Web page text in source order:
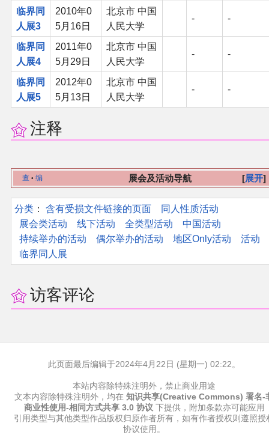
临界同
人展3
2010年0
5月16日
北京市 中国
人民大学
- -
临界同
人展4
2011年0
5月29日
北京市 中国
人民大学
- -
临界同
人展5
2012年0
5月13日
北京市 中国
人民大学
- -
注释
展开
查 • 编 展会及活动导航
分类 ：​ 含有受损文件链接的页面
同人性质活动
展会类活动
线下活动 全类型活动
中国活动
持续举办的活动
偶尔举办的活动 地区Only活动
活动
临界同人展
访客评论
商业二次创作
同人二次创作
同人社团列表
同人志分类
同人软件列表
同人角色列表
同人视频列表
其他形式同人
THB策划
THB媒体
此页面最后编辑于2024年4月22日 (星期一) 02:22。
本站内容除特殊注明外，禁止商业用途
文本内容除特殊注明外，均在 知识共享(Creative Commons) 署名-
商业性使用-相同方式共享 3.0 协议 下提供，附加条款亦可能应用
引用类型与其他类型作品版权归原作者所有，如有作者授权则遵照授
协议使用。